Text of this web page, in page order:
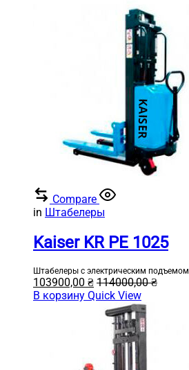
Compare
in Штабелеры
Kaiser KR PE 1025
Штабелеры с электрическим подъемом
103900,00 ₴ 114000,00₴
В корзину Quick View